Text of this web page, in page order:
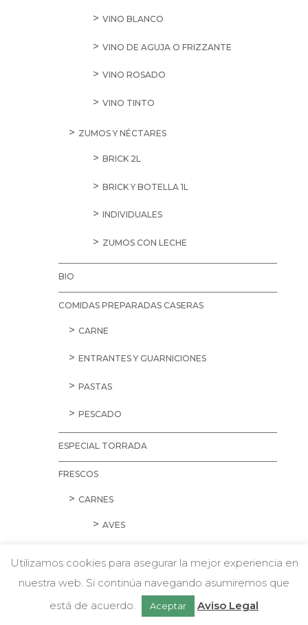
VINO BLANCO
VINO DE AGUJA O FRIZZANTE
VINO ROSADO
VINO TINTO
ZUMOS Y NÉCTARES
BRICK 2L
BRICK Y BOTELLA 1L
INDIVIDUALES
ZUMOS CON LECHE
BIO
COMIDAS PREPARADAS CASERAS
CARNE
ENTRANTES Y GUARNICIONES
PASTAS
PESCADO
ESPECIAL TORRADA
FRESCOS
CARNES
AVES
CERDO
CORDERO Y CONEJO
w Chatea con nosotros
Utilizamos cookies para asegurar la mejor experiencia en
nuestra web. Si continúa navegando asumiremos que
está de acuerdo.
Aceptar Aviso Legal